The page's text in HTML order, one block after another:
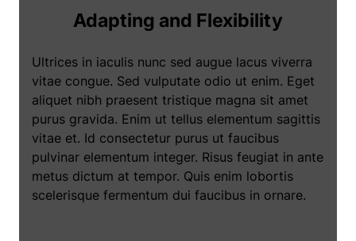
Adapting and Flexibility
Ultrices in iaculis nunc sed augue lacus viverra
vitae congue. Sed vulputate odio ut enim. Eget
aliquet nibh praesent tristique magna sit amet
purus gravida. Enim ut tellus elementum sagittis
vitae et. Id consectetur purus ut faucibus
pulvinar elementum integer. Risus feugiat in ante
metus dictum at tempor. Quis enim lobortis
scelerisque fermentum dui faucibus in ornare.